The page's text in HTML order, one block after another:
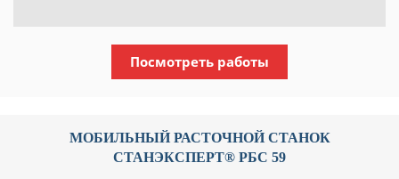
Посмотреть работы
МОБИЛЬНЫЙ РАСТОЧНОЙ СТАНОК
СТАНЭКСПЕРТ® РБС 59